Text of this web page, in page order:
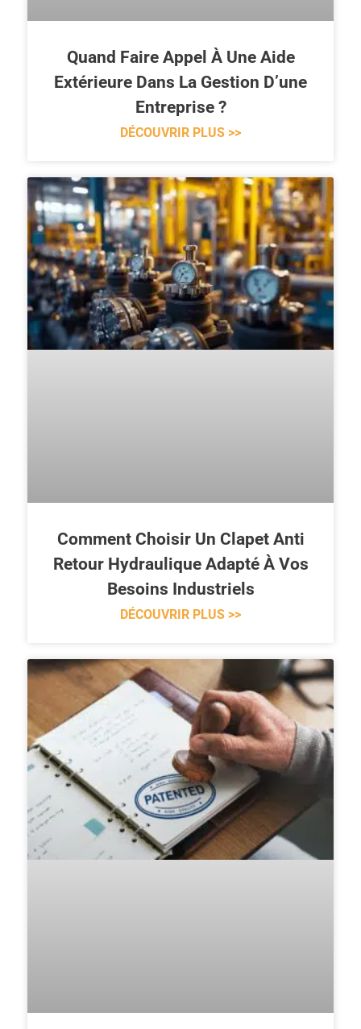
Quand Faire Appel À Une Aide
Extérieure Dans La Gestion D’une
Entreprise ?
DÉCOUVRIR PLUS >>
Comment Choisir Un Clapet Anti
Retour Hydraulique Adapté À Vos
Besoins Industriels
DÉCOUVRIR PLUS >>